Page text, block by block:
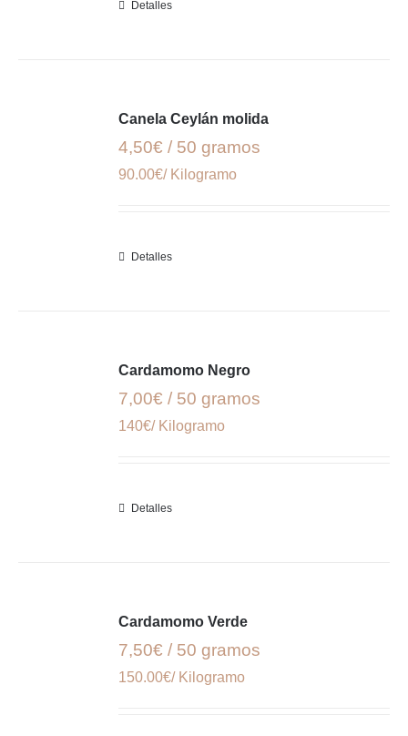
Detalles
Canela Ceylán molida
4,50€ / 50 gramos
90.00€/ Kilogramo
Detalles
Cardamomo Negro
7,00€ / 50 gramos
140€/ Kilogramo
Detalles
Cardamomo Verde
7,50€ / 50 gramos
150.00€/ Kilogramo